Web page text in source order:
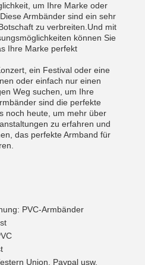
um Ihre Marke oder
Armbänder sind ein sehr
zu verbreiten.Und mit
können Sie
Ihre Marke perfekt
ein Festival oder eine
oder einfach nur einen
Weg suchen, um Ihre
sind die perfekte
noch heute, um mehr über
zu erfahren und
das perfekte Armband für
PVC-Armbänder
Union, Paypal usw.